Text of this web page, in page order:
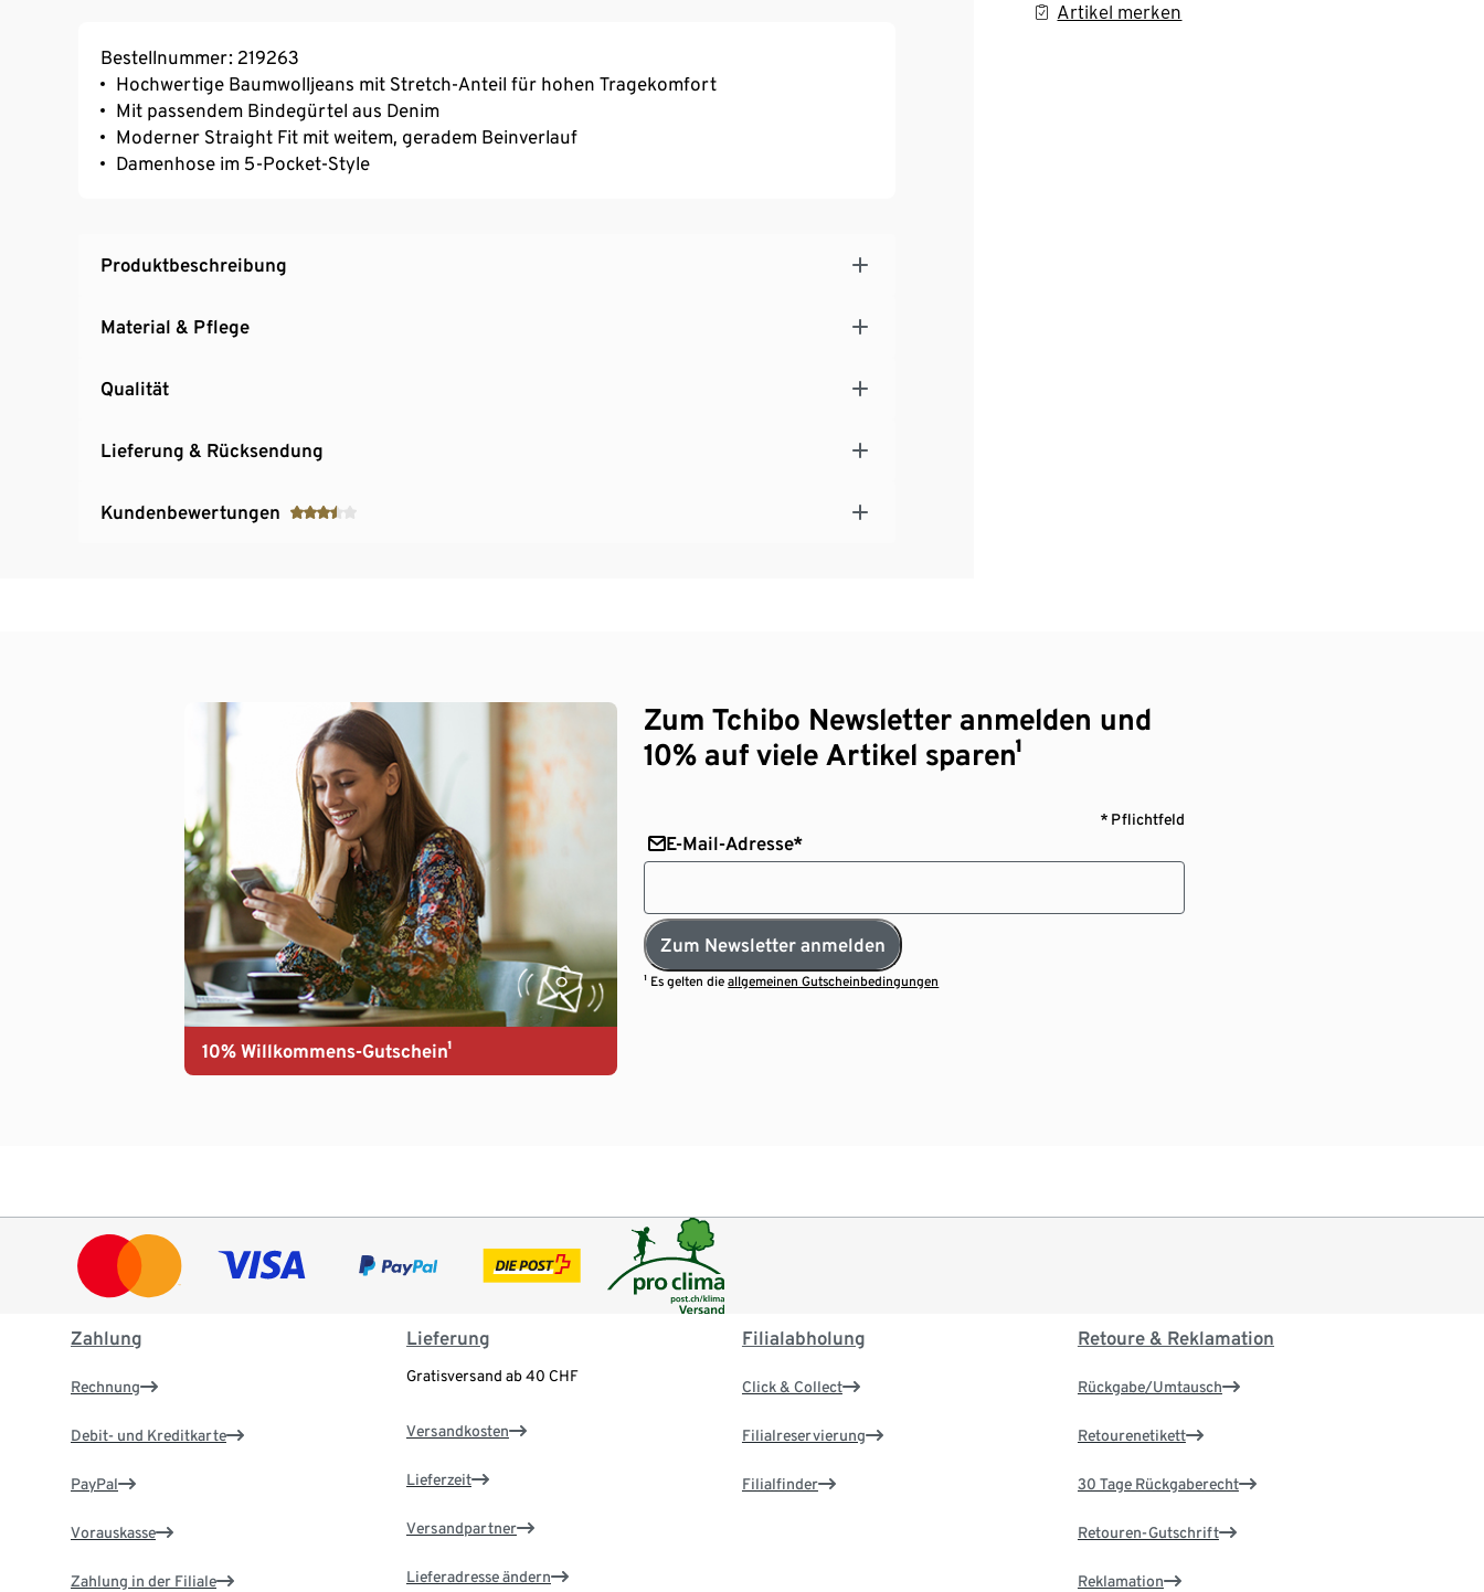
Artikel merken
Bestellnummer: 219263
Hochwertige Baumwolljeans mit Stretch-Anteil für hohen Tragekomfort
Mit passendem Bindegürtel aus Denim
Moderner Straight Fit mit weitem, geradem Beinverlauf
Damenhose im 5-Pocket-Style
Produktbeschreibung
Material & Pflege
Qualität
Lieferung & Rücksendung
Kundenbewertungen
10% Willkommens-Gutschein¹
Zum Tchibo Newsletter anmelden und
10% auf viele Artikel sparen¹
* Pflichtfeld
E-Mail-Adresse*
Zum Newsletter anmelden
¹ Es gelten dieallgemeinen Gutscheinbedingungen
Zahlung
Rechnung
Debit- und Kreditkarte
PayPal
Vorauskasse
Zahlung in der Filiale
Lieferung
Gratisversand ab 40 CHF
Versandkosten
Lieferzeit
Versandpartner
Lieferadresse ändern
Filialabholung
Click & Collect
Filialreservierung
Filialfinder
Retoure & Reklamation
Rückgabe/Umtausch
Retourenetikett
30 Tage Rückgaberecht
Retouren-Gutschrift
Reklamation